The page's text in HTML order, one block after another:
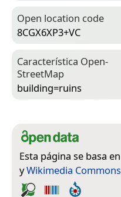
Open location code
8CGX6XP3+VC
Característica Open­
Street­Map
building=­ruins
Esta página se basa en
yWikimedia Commons